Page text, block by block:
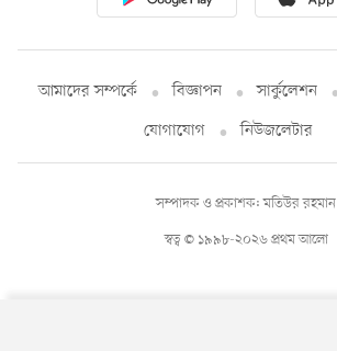
আমাদের সম্পর্কে বিজ্ঞাপন সার্কুলেশন
যোগাযোগ
নিউজলেটার
স্বত্ব © ১৯৯৮-২০২৬ প্রথম আলো
সম্পাদক ও প্রকাশক: মতিউর রহমান